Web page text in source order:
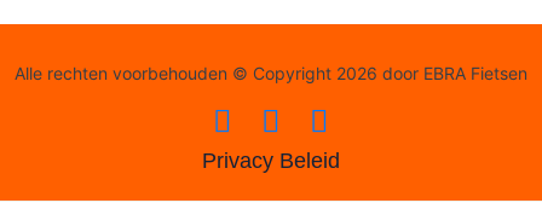
Alle rechten voorbehouden © Copyright 2026 door EBRA Fietsen
Privacy Beleid